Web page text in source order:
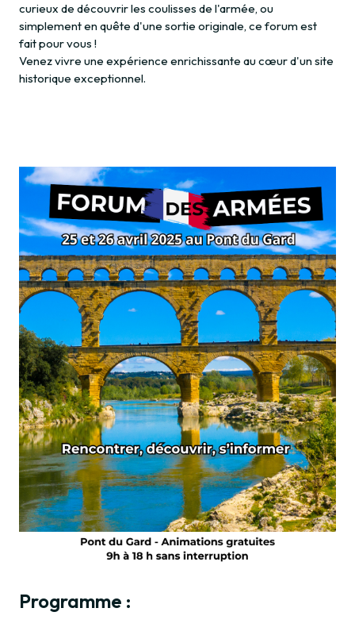
curieux de découvrir les coulisses de l'armée, ou
simplement en quête d'une sortie originale, ce forum est
fait pour vous !
Venez vivre une expérience enrichissante au cœur d'un site
historique exceptionnel.
Programme :